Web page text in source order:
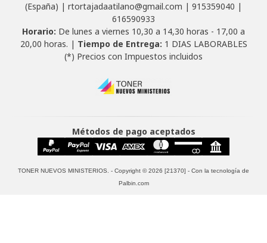
(España) | rtortajadaatilano@gmail.com | 915359040 |
616590933
Horario: De lunes a viernes 10,30 a 14,30 horas - 17,00 a
20,00 horas. | Tiempo de Entrega: 1 DIAS LABORABLES
(*) Precios con Impuestos incluidos
Métodos de pago aceptados
TONER NUEVOS MINISTERIOS. - Copyright © 2026 [21370] - Con la tecnología de
Palbin.com